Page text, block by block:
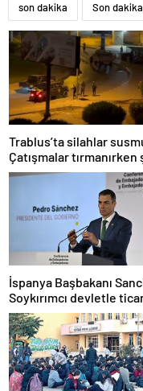
son dakika Son
Trablus’ta silahlar
Çatışmalar tırmanırken
alarmda
İspanya Başbakanı
Soykırımcı devletle
yapmayız